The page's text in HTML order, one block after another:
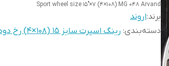
Sport wheel size 15"×7 (4×108) MG 048 Arvand
برند:اروند
دسته‌بندی: رینگ اسپرت سایز ۱۵ (۱۰۸×۴) رخ دودی ۰۴۸ اروند